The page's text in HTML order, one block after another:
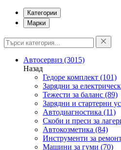
Категории
Марки
Автосервиз (3015)
Назад
Гедоре комплект (101)
Зарядни за
Тежести за баланс (89)
Зарядни и стартерни
Автодиагностика (11)
Скоби и преси за
Автокозметика (84)
Инструменти за
Машини за гуми (70)